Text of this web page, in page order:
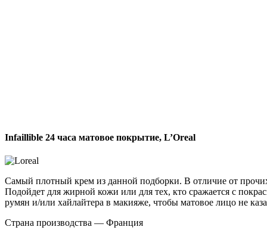
Infaillible 24 часа матовое покрытие, L’Oreal
Самый плотный крем из данной подборки. В отличие от
Подойдет для жирной кожи или для тех, кто сражается с
румян и/или хайлайтера в макияже, чтобы матовое лицо не
Страна производства — Франция